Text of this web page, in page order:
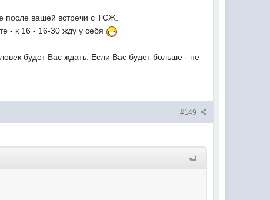
после вашей встречи с ТСЖ.
- к 16 - 16-30 жду у себя
будет Вас ждать. Если Вас будет больше - не
#149